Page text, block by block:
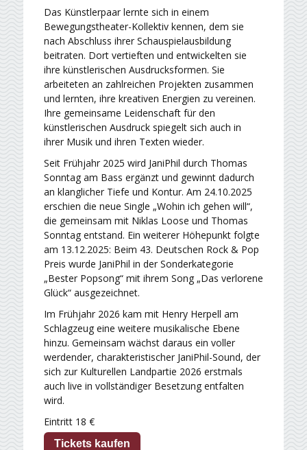
Das Künstlerpaar lernte sich in einem
Bewegungstheater-Kollektiv kennen, dem sie
nach Abschluss ihrer Schauspielausbildung
beitraten. Dort vertieften und entwickelten sie
ihre künstlerischen Ausdrucksformen. Sie
arbeiteten an zahlreichen Projekten zusammen
und lernten, ihre kreativen Energien zu vereinen.
Ihre gemeinsame Leidenschaft für den
künstlerischen Ausdruck spiegelt sich auch in
ihrer Musik und ihren Texten wieder.
Seit Frühjahr 2025 wird JaniPhil durch Thomas
Sonntag am Bass ergänzt und gewinnt dadurch
an klanglicher Tiefe und Kontur. Am 24.10.2025
erschien die neue Single „Wohin ich gehen will“,
die gemeinsam mit Niklas Loose und Thomas
Sonntag entstand. Ein weiterer Höhepunkt folgte
am 13.12.2025: Beim 43. Deutschen Rock & Pop
Preis wurde JaniPhil in der Sonderkategorie
„Bester Popsong“ mit ihrem Song „Das verlorene
Glück“ ausgezeichnet.
Im Frühjahr 2026 kam mit Henry Herpell am
Schlagzeug eine weitere musikalische Ebene
hinzu. Gemeinsam wächst daraus ein voller
werdender, charakteristischer JaniPhil-Sound, der
sich zur Kulturellen Landpartie 2026 erstmals
auch live in vollständiger Besetzung entfalten
wird.
Eintritt 18 €
Tickets kaufen